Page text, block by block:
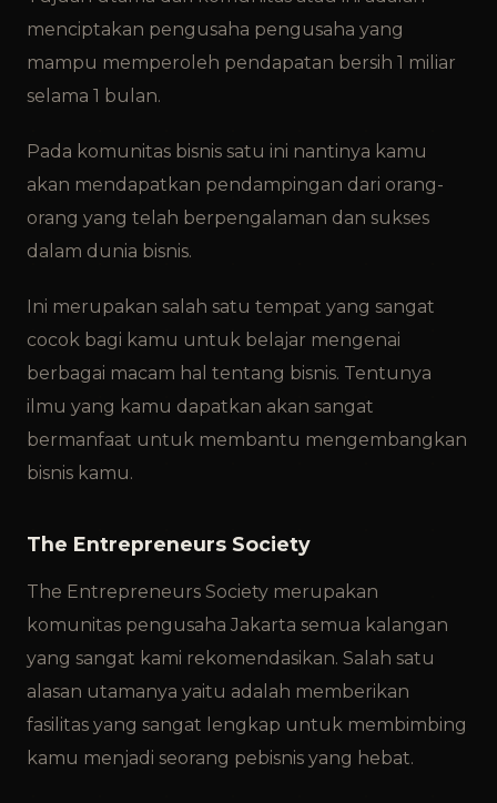
menciptakan pengusaha pengusaha yang
mampu memperoleh pendapatan bersih 1 miliar
selama 1 bulan.
Pada komunitas bisnis satu ini nantinya kamu
akan mendapatkan pendampingan dari orang-
orang yang telah berpengalaman dan sukses
dalam dunia bisnis.
Ini merupakan salah satu tempat yang sangat
cocok bagi kamu untuk belajar mengenai
berbagai macam hal tentang bisnis. Tentunya
ilmu yang kamu dapatkan akan sangat
bermanfaat untuk membantu mengembangkan
bisnis kamu.
The Entrepreneurs Society
The Entrepreneurs Society merupakan
komunitas pengusaha Jakarta semua kalangan
yang sangat kami rekomendasikan. Salah satu
alasan utamanya yaitu adalah memberikan
fasilitas yang sangat lengkap untuk membimbing
kamu menjadi seorang pebisnis yang hebat.